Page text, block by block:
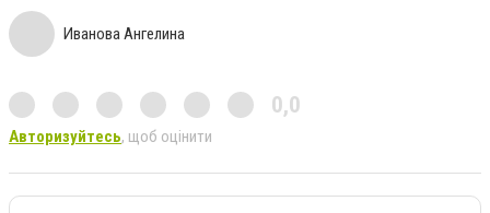
Иванова Ангелина
0,0
Авторизуйтесь, щоб оцінити